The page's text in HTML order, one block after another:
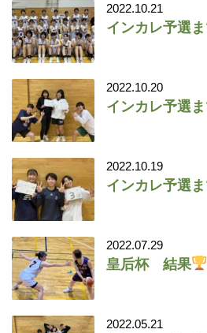
2022.10.21
インカレ予選
2022.10.20
インカレ予選
2022.10.19
インカレ予選
2022.07.29
皇后杯 結果
2022.05.21